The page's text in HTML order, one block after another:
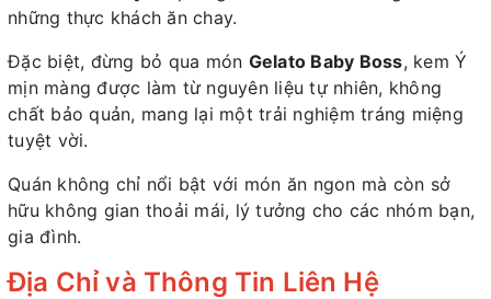
những thực khách ăn chay.
Đặc biệt, đừng bỏ qua món Gelato Baby Boss, kem Ý
mịn màng được làm từ nguyên liệu tự nhiên, không
chất bảo quản, mang lại một trải nghiệm tráng miệng
tuyệt vời.
Quán không chỉ nổi bật với món ăn ngon mà còn sở
hữu không gian thoải mái, lý tưởng cho các nhóm bạn,
gia đình.
Địa Chỉ và Thông Tin Liên Hệ